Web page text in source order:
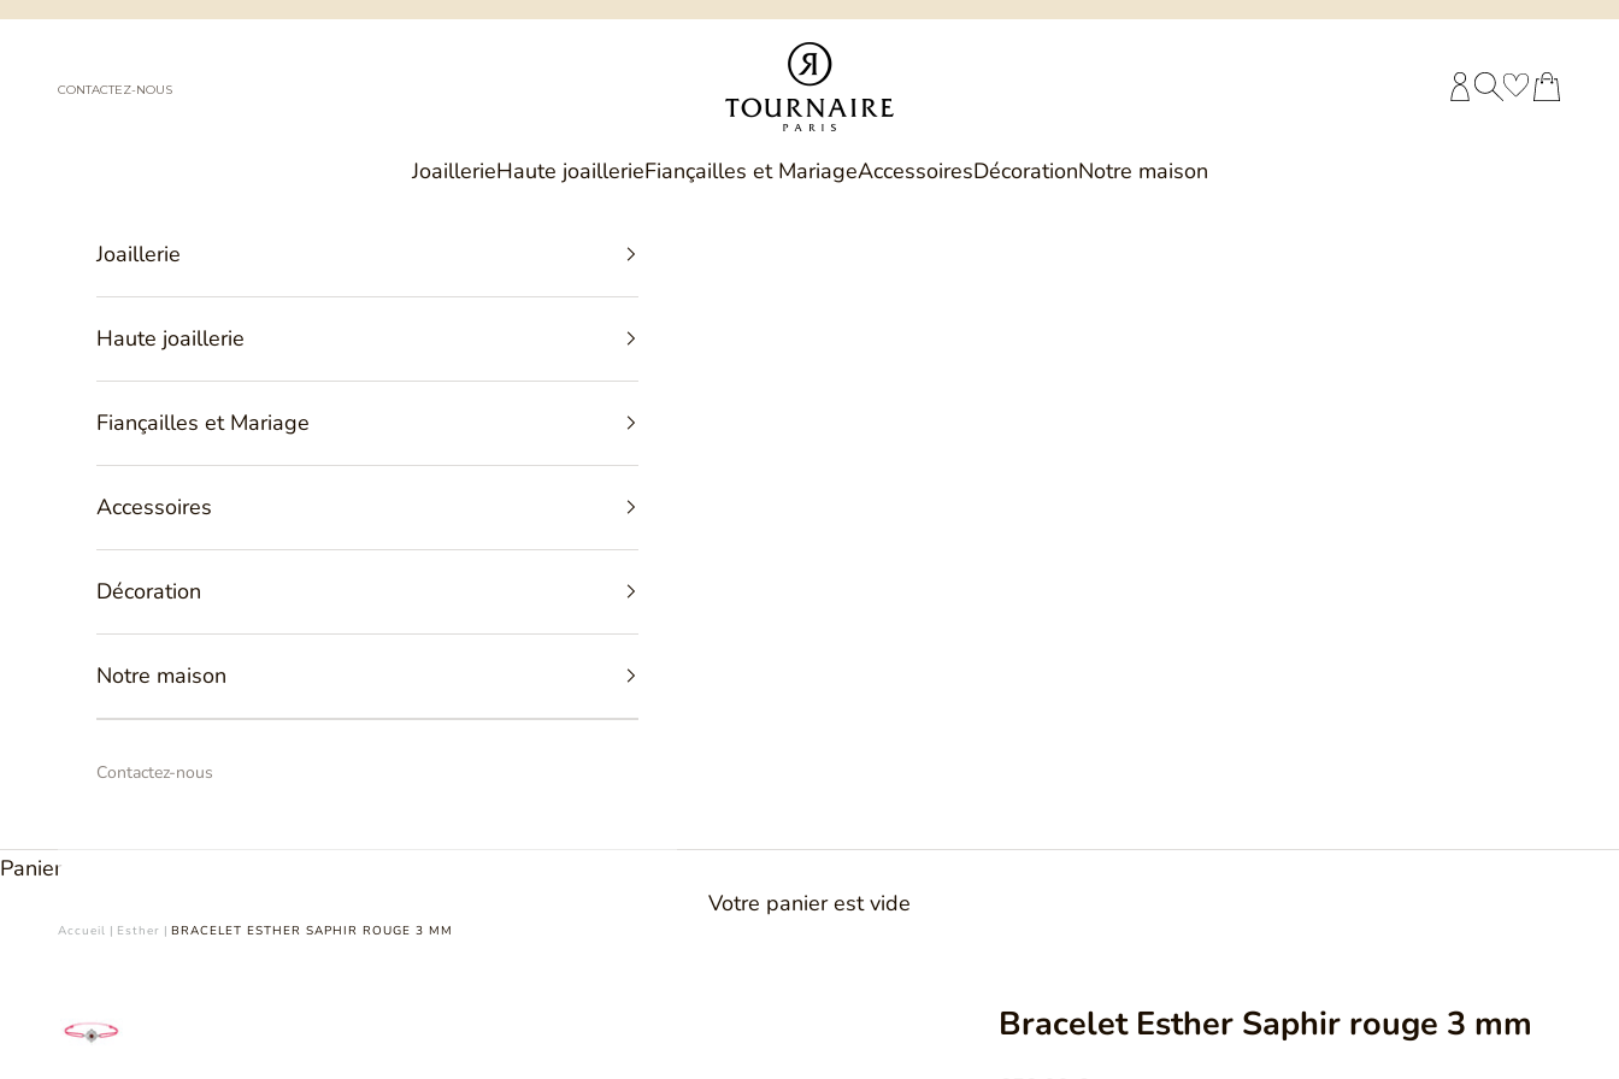
Passer au contenu
Philippe Tournaire
JoaillerieHaute joaillerieFiançailles et MariageAccessoiresDécorationNotre maison
COMPTE CLIENT
RECHERCHEPANIER
CONTACTEZ-NOUS
Joaillerie
Haute joaillerie
Fiançailles et Mariage
Accessoires
Décoration
Notre maison
Contactez-nous
Panier
Votre panier est vide
Accueil | Esther | BRACELET ESTHER SAPHIR ROUGE 3 MM
Bracelet Esther Saphir rouge 3 mm